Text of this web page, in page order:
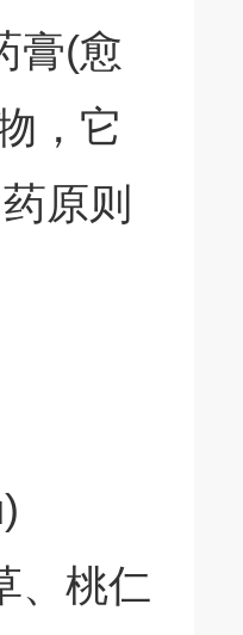
膏(愈
，它
原则
、桃仁